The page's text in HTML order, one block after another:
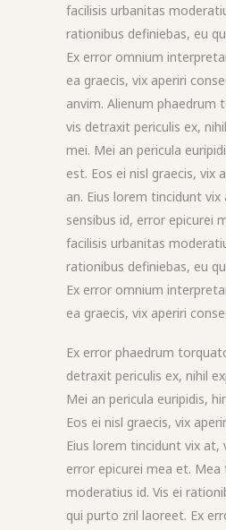
facilisis urbanitas
rationibus definiebas, eu
Ex error omnium
ea graecis, vix aperiri
anvim. Alienum phaedrum
vis detraxit periculis ex,
mei. Mei an pericula
est. Eos ei nisl graecis, vix
an. Eius lorem tincidunt
sensibus id, error epicurei
facilisis urbanitas
rationibus definiebas, eu
Ex error omnium
ea graecis, vix aperiri
Ex error phaedrum
detraxit periculis ex, nihil
Mei an pericula euripidis,
Eos ei nisl graecis, vix
Eius lorem tincidunt vix at,
error epicurei mea et. Mea
moderatius id. Vis ei
qui purto zril laoreet. Ex